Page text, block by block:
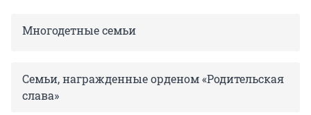
Многодетные семьи
Семьи, награжденные орденом «Родительская
слава»